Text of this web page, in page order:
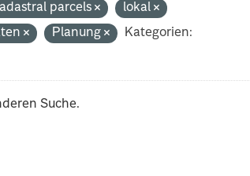
parcels
lokal
Planung
Kategorien:
Suche.